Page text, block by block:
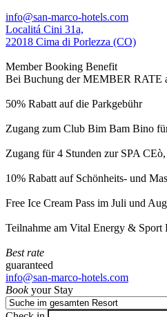
info@san-marco-hotels.com
Localitá Cini 31a,
22018 Cima di Porlezza (CO)
Member Booking Benefit
Bei Buchung der MEMBER RATE
50% Rabatt auf die Parkgebühr
Zugang zum Club Bim Bam Bino
Zugang für 4 Stunden zur SPA
10% Rabatt auf Schönheits- und
Free Ice Cream Pass im Juli und
Teilnahme am Vital Energy & Sport
Best rate
guaranteed
info@san-marco-hotels.com
Bookyour Stay